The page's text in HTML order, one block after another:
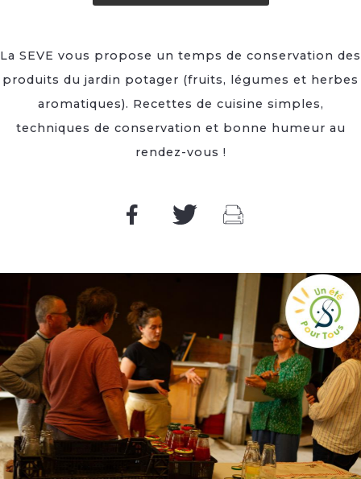
La SEVE vous propose un temps de conservation des
produits du jardin potager (fruits, légumes et herbes
aromatiques). Recettes de cuisine simples,
techniques de conservation et bonne humeur au
rendez-vous !